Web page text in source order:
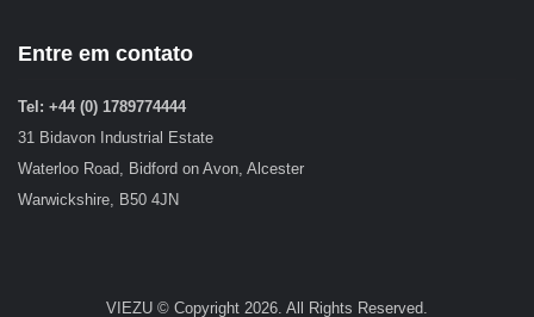
Entre em contato
Tel: +44 (0) 1789774444
31 Bidavon Industrial Estate
Waterloo Road, Bidford on Avon, Alcester
Warwickshire, B50 4JN
VIEZU © Copyright 2026. All Rights Reserved.